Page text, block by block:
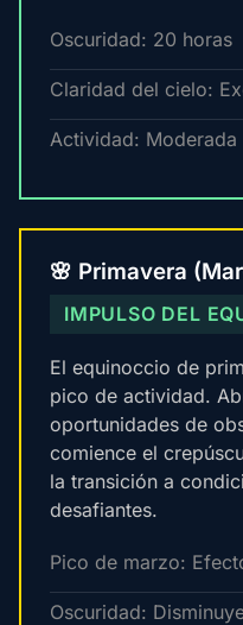
Oscuridad: 20 horas
Claridad del cielo:
Actividad:
🌸 Primavera
IMPULSO DEL
El equinoccio de
pico de actividad.
oportunidades de
comience el
la transición a
desafiantes.
Pico de marzo:
Oscuridad: